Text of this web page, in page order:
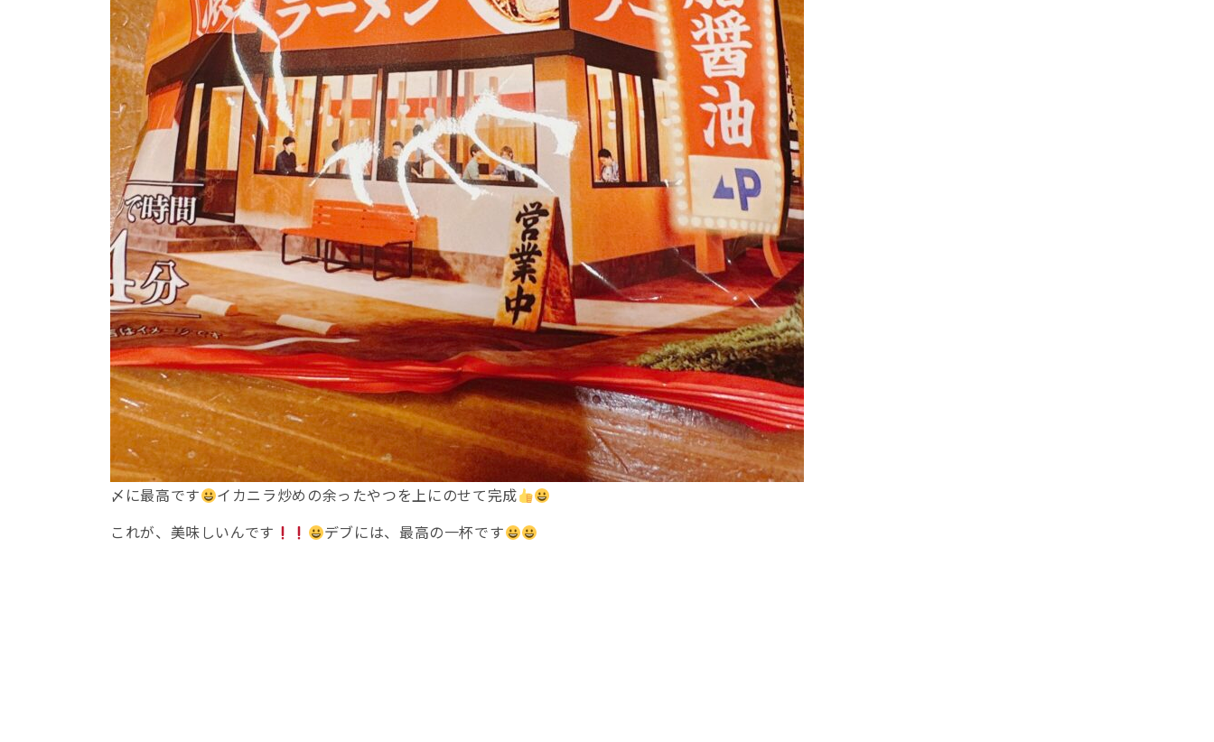
〆に最高です
イカニラ炒めの余ったやつを上にのせて完成
これが、美味しいんです
デブには、最高の一杯です